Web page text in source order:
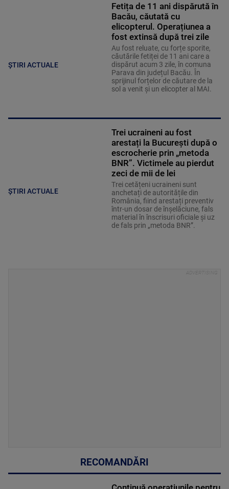
ȘTIRI ACTUALE
Fetița de 11 ani dispărută în
Bacău, căutată cu
elicopterul. Operațiunea a
fost extinsă după trei zile
Au fost reluate, cu forțe sporite,
căutările fetiței de 11 ani care a
dispărut acum 3 zile, în comuna
Parava din județul Bacău. În
sprijinul forțelor de căutare de la
sol a venit și un elicopter al MAI.
ȘTIRI ACTUALE
Trei ucraineni au fost
arestați la București după o
escrocherie prin „metoda
BNR”. Victimele au pierdut
zeci de mii de lei
Trei cetățeni ucraineni sunt
anchetați de autoritățile din
România, fiind arestați preventiv
într-un dosar de înșelăciune, fals
material în înscrisuri oficiale și uz
de fals prin „metoda BNR”.
RECOMANDĂRI